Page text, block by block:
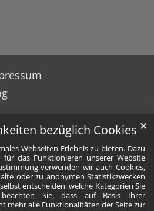
bezüglich Cookies
Webseiten-Erlebnis zu bieten. Dazu
das Funktionieren unserer Website
verwenden wir auch Cookies,
oder zu anonymen Statistikzwecken
entscheiden, welche Kategorien Sie
Sie, dass auf Basis Ihrer
mehr alle Funktionalitäten der Seite zur
✕